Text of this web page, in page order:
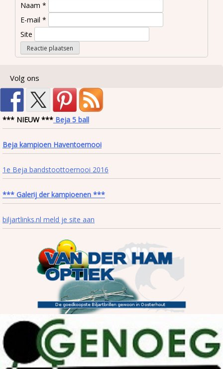
Naam *
E-mail *
Site
Volg ons
*** NIEUW *** Beja 5 ball
Beja kampioen Haventoernooi
1e Beja bandstoottoernooi 2016
*** Galerij der kampioenen ***
biljartlinks.nl meld je site aan